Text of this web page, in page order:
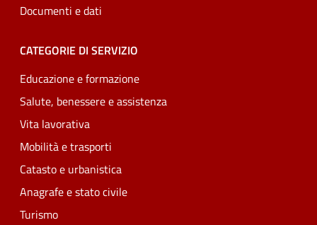
Documenti e dati
CATEGORIE DI SERVIZIO
Educazione e formazione
Salute, benessere e assistenza
Vita lavorativa
Mobilità e trasporti
Catasto e urbanistica
Anagrafe e stato civile
Turismo